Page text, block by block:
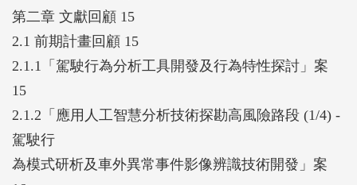
0.8以上，具高度準確性；特定風險如車道偏移、變
換車道，與駕駛年資不足、距離前車過近、車道曲率
大等情境高度相關，揭示異常事件背後的交互機制。
本期導入時間序列資料處理技術與深度學習模型，針
對逐秒ADAS警示資料進行預測。測試結果指出，當
自變數時間窗設為前10秒、應變數為後5秒時，可有
效預測ADAS警示事件發生，且能於駕駛出現高風險
第二章 文獻回顧 15
2.1 前期計畫回顧 15
2.1.1「駕駛行為分析工具開發及行為特性探討」案
15
2.1.2「應用人工智慧分析技術探勘高風險路段 (1/4) -
駕駛行
為模式研析及車外異常事件影像辨識技術開發」案